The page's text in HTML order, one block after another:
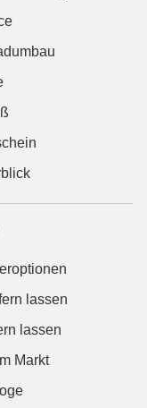
lassen
lassen
Markt